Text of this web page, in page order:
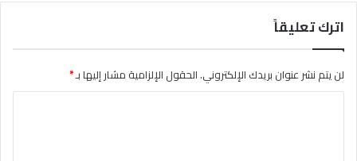
اترك تعليقاً
لن يتم نشر عنوان بريدك الإلكتروني.الحقول الإلزامية مشار إليها بـ*